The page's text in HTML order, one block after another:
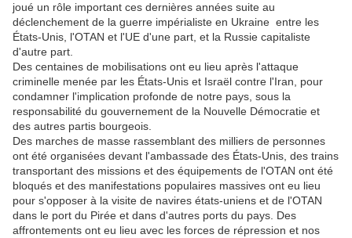
joué un rôle important ces dernières années suite au
déclenchement de la guerre impérialiste en Ukraine entre les
États-Unis, l'OTAN et l'UE d'une part, et la Russie capitaliste
d'autre part.
Des centaines de mobilisations ont eu lieu après l'attaque
criminelle menée par les États-Unis et Israël contre l'Iran, pour
condamner l'implication profonde de notre pays, sous la
responsabilité du gouvernement de la Nouvelle Démocratie et
des autres partis bourgeois.
Des marches de masse rassemblant des milliers de personnes
ont été organisées devant l'ambassade des États-Unis, des trains
transportant des missions et des équipements de l'OTAN ont été
bloqués et des manifestations populaires massives ont eu lieu
pour s'opposer à la visite de navires états-uniens et de l'OTAN
dans le port du Pirée et dans d'autres ports du pays. Des
affrontements ont eu lieu avec les forces de répression et nos